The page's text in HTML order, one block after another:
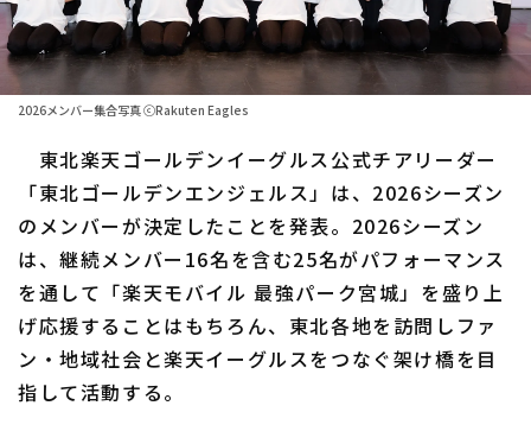
順位表･成績
1軍公式戦
ファーム東地区
ファーム中地区
交流戦
選手名鑑
北海道日本ハムファイターズ
東北楽天ゴールデンイーグルス
埼玉西武ライオンズ
千葉ロッテマリーンズ
オリックス・バファローズ
設定
2026メンバー集合写真 ⓒRakuten Eagles
東北楽天ゴールデンイーグルス公式チアリーダー
「東北ゴールデンエンジェルス」は、2026シーズン
のメンバーが決定したことを発表。2026シーズン
は、継続メンバー16名を含む25名がパフォーマンス
を通して「楽天モバイル 最強パーク宮城」を盛り上
げ応援することはもちろん、東北各地を訪問しファ
ン・地域社会と楽天イーグルスをつなぐ架け橋を目
指して活動する。